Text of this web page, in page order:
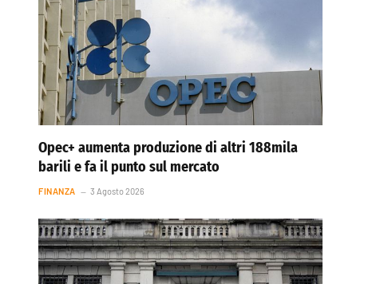
Opec+ aumenta produzione di altri 188mila
barili e fa il punto sul mercato
FINANZA 3 Agosto 2026